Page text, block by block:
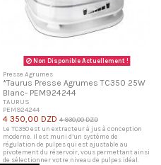
Non Disponible Actuellement !
Presse Agrumes
*Taurus Presse Agrumes TC350 25W
Blanc- PEM924244
TAURUS
PEM924244
4 350,00 DZD 4 930,00 DZD
Le TC350 est un extracteur à jus à conception
moderne. Il est muni d’un système de
régulation de pulpes qui est ajustable au
pivotement du réservoir, vous permettant ainsi
de sélectionner votre niveau de pulpes idéal.